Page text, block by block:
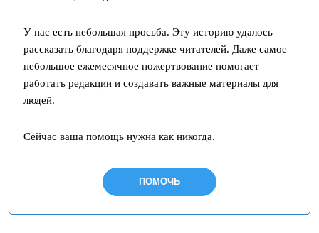
У нас есть небольшая просьба. Эту историю удалось
рассказать благодаря поддержке читателей. Даже самое
небольшое ежемесячное пожертвование помогает
работать редакции и создавать важные материалы для
людей.
Сейчас ваша помощь нужна как никогда.
ПОМОЧЬ